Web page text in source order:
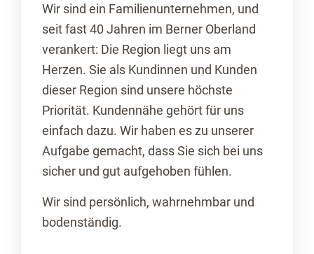
Wir sind ein Familienunternehmen, und
seit fast 40 Jahren im Berner Oberland
verankert: Die Region liegt uns am
Herzen. Sie als Kundinnen und Kunden
dieser Region sind unsere höchste
Priorität. Kundennähe gehört für uns
einfach dazu. Wir haben es zu unserer
Aufgabe gemacht, dass Sie sich bei uns
sicher und gut aufgehoben fühlen.
Wir sind persönlich, wahrnehmbar und
bodenständig.